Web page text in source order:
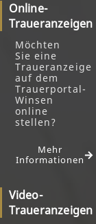
Online-
Traueranzeigen
Möchten
Sie eine
Traueranzeige
auf dem
Trauerportal-
Winsen
online
stellen?
Mehr
Informationen
Video-
Traueranzeigen